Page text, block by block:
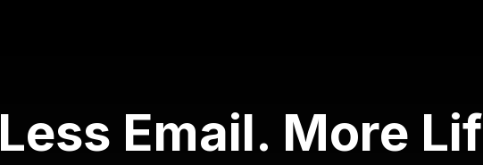
Less Email. More